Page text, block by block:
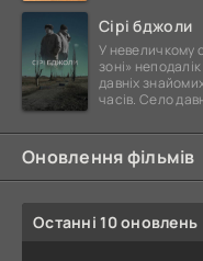
Сірі бджоли
У невеличкому
зоні»
давніх
часів. Село
Оновлення фільмів
Останні 10 оновлень